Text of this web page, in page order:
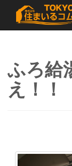
ふろ給
え！！